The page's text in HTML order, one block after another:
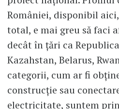
României, disponibil
total, e mai greu să faci
decât în țări ca
Kazahstan, Belarus,
categorii, cum ar fi
construcție sau
electricitate, suntem